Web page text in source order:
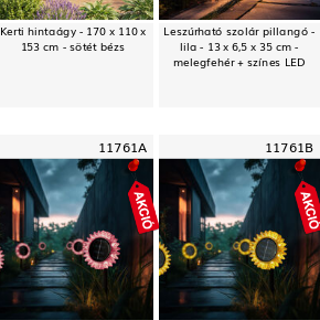
Kerti hintaágy - 170 x 110 x
153 cm - sötét bézs
Leszúrható szolár pillangó -
lila - 13 x 6,5 x 35 cm -
melegfehér + színes LED
11761A 11761B